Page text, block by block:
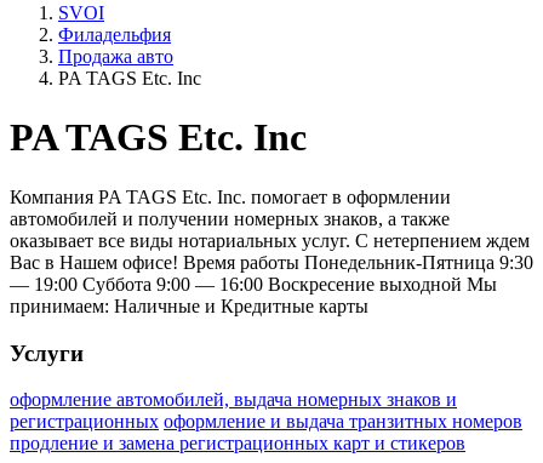
SVOI
Филадельфия
Продажа авто
PA TAGS Etc. Inc
PA TAGS Etc. Inc
Компания PA TAGS Etc. Inc. помогает в оформлении
автомобилей и получении номерных знаков, а также
оказывает все виды нотариальных услуг. С нетерпением ждем
Вас в Нашем офисе! Время работы Понедельник-Пятница 9:30
— 19:00 Суббота 9:00 — 16:00 Воскресение выходной Мы
принимаем: Наличные и Кредитные карты
Услуги
оформление автомобилей, выдача номерных знаков и
регистрационных оформление и выдача транзитных номеров
продление и замена регистрационных карт и стикеров